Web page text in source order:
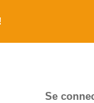
Se